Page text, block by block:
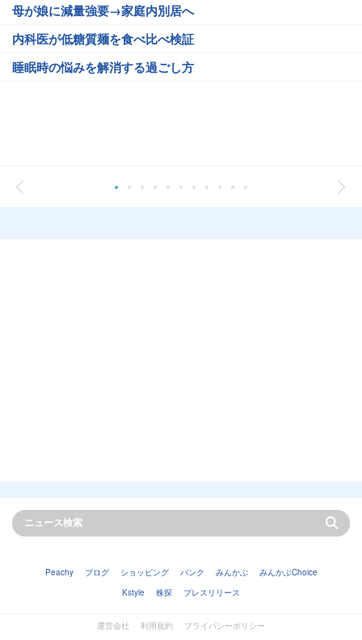
母が娘に減量強要→家庭内別居へ
内科医が低糖質麺を食べ比べ検証
睡眠時の悩みを解消する過ごし方
Peachy ブログ ショッピング バンク みんかぶ
みんかぶChoice
Kstyle
株探 プレスリリース
運営会社 利用規約
プライバシーポリシー